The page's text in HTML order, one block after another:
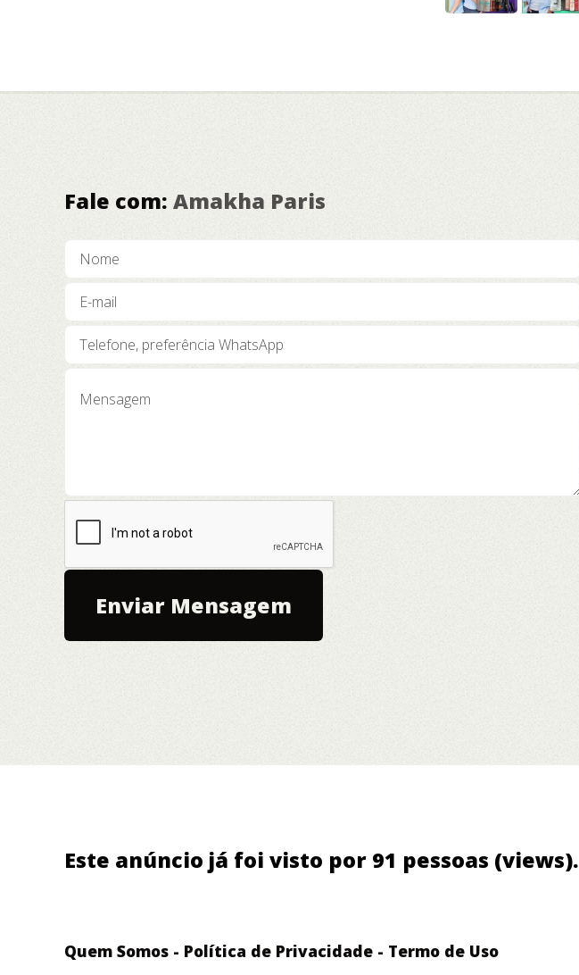
Fale com: Amakha Paris
Este anúncio já foi visto por 91 pessoas (views).
Quem Somos - Política de Privacidade - Termo de Uso